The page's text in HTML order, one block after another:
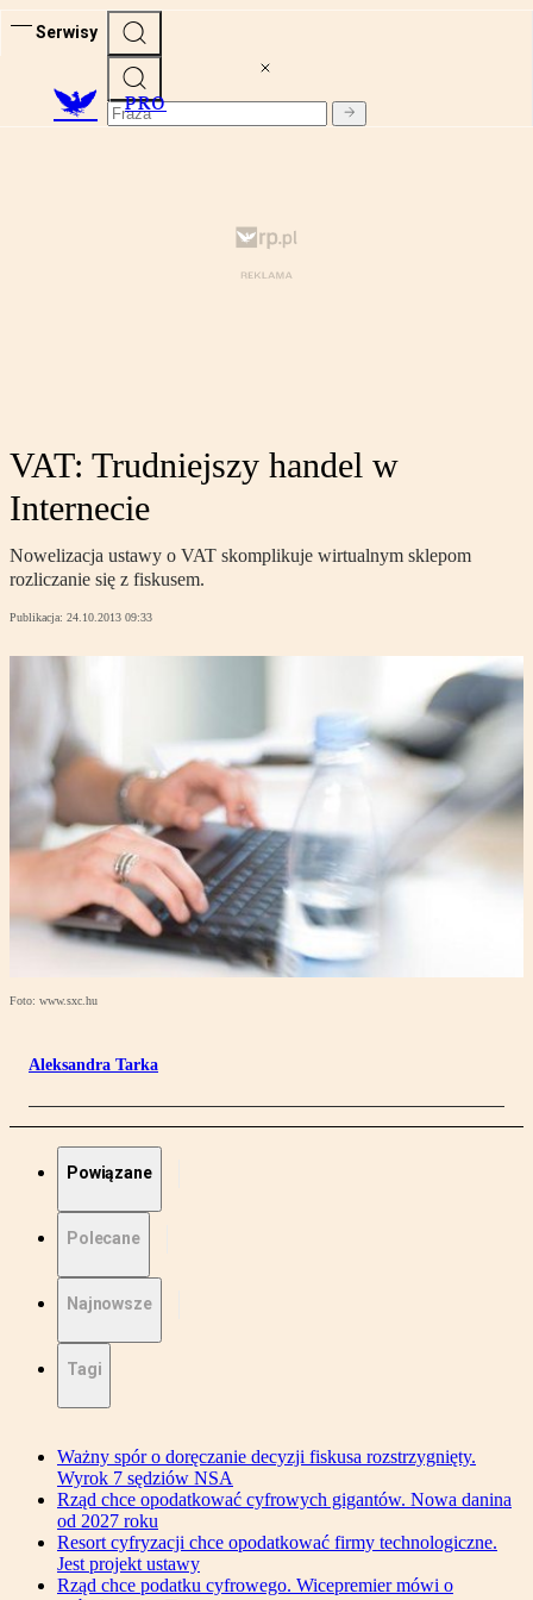
Serwisy
PRO
VAT: Trudniejszy handel w
Internecie
Nowelizacja ustawy o VAT skomplikuje wirtualnym sklepom
rozliczanie się z fiskusem.
Publikacja: 24.10.2013 09:33
Foto: www.sxc.hu
Aleksandra Tarka
Powiązane
Polecane
Najnowsze
Tagi
Ważny spór o doręczanie decyzji fiskusa rozstrzygnięty.
Wyrok 7 sędziów NSA
Rząd chce opodatkować cyfrowych gigantów. Nowa danina
od 2027 roku
Resort cyfryzacji chce opodatkować firmy technologiczne.
Jest projekt ustawy
Rząd chce podatku cyfrowego. Wicepremier mówi o